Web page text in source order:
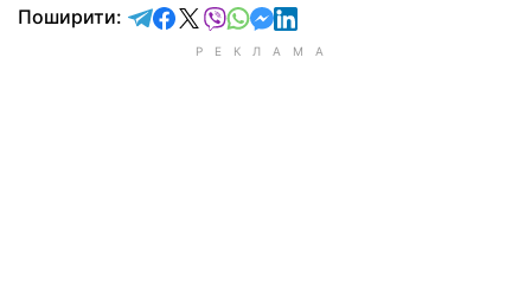
Поширити: відправити у Telegram
поділитись у Facebook
поділитись у X
відправити у Viber
відправити у Whatsapp
відправити у Messenger
відправити у LinkedIn